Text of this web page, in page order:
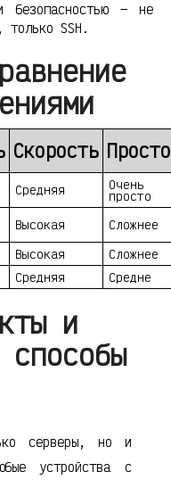
безопасностью — не
SSH.
Скорость
Средняя Очень
просто
Высокая
Сложнее
Высокая
Сложнее
Средняя Средне
и
способы
серверы, но и
устройства с